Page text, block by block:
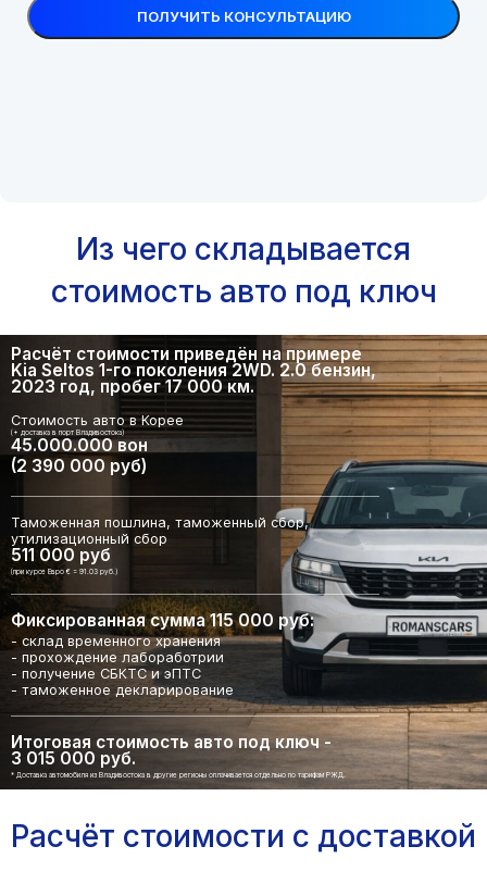
Из чего складывается
стоимость авто под ключ
Расчёт стоимости приведён на примере
Kia Seltos 1-го поколения 2WD. 2.0 бензин,
2023 год, пробег 17 000 км.
Стоимость авто в Корее
(+ доставка в порт Владивостока)
45.000.000 вон
(2 390 000 руб)
Таможенная пошлина, таможенный сбор,
утилизационный сбор
511 000 руб
(при курсе Евро € = 91.03 руб.)
Фиксированная сумма 115 000 руб:
- склад временного хранения
- прохождение лабоработрии
- получение СБКТС и эПТС
- таможенное декларирование
Итоговая стоимость авто под ключ -
3 015 000 руб.
* Доставка автомобиля из Владивостока в другие регионы оплачивается отдельно по тарифам РЖД.
Расчёт стоимости с доставкой